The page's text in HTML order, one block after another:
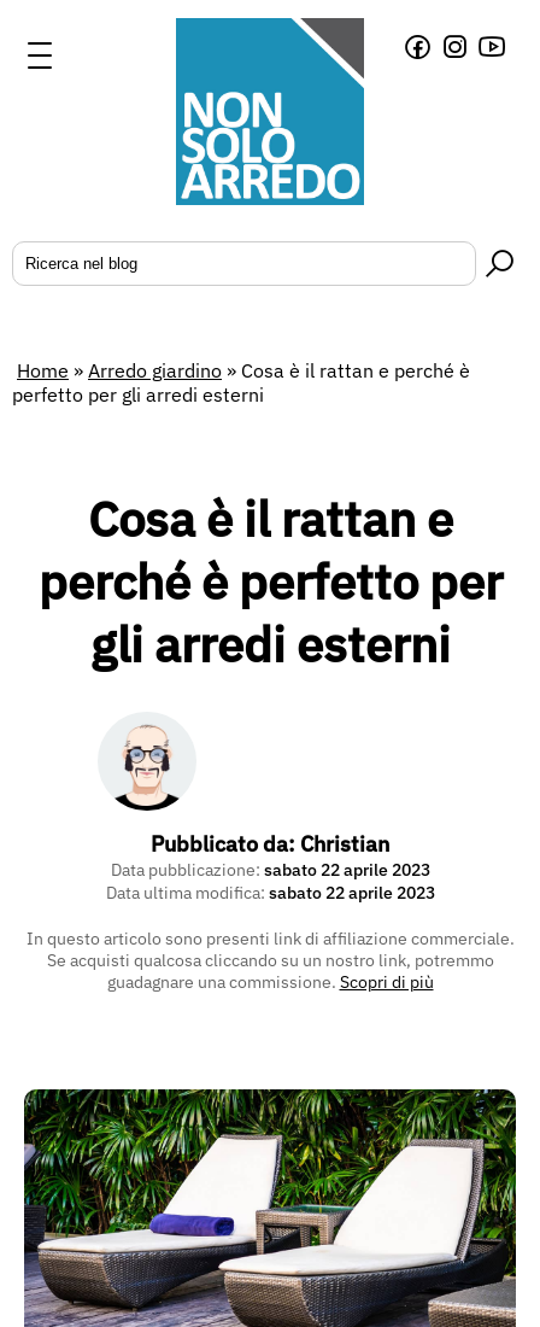
Home » Arredo giardino » Cosa è il rattan e perché è
perfetto per gli arredi esterni
Cosa è il rattan e
perché è perfetto per
gli arredi esterni
Pubblicato da: Christian
Data pubblicazione: sabato 22 aprile 2023
Data ultima modifica: sabato 22 aprile 2023
In questo articolo sono presenti link di affiliazione commerciale.
Se acquisti qualcosa cliccando su un nostro link, potremmo
guadagnare una commissione. Scopri di più